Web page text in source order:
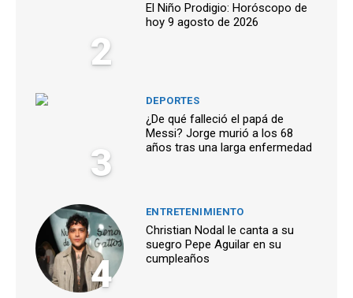
2
El Niño Prodigio: Horóscopo de
hoy 9 agosto de 2026
3
DEPORTES
¿De qué falleció el papá de
Messi? Jorge murió a los 68
años tras una larga enfermedad
4
ENTRETENIMIENTO
Christian Nodal le canta a su
suegro Pepe Aguilar en su
cumpleaños